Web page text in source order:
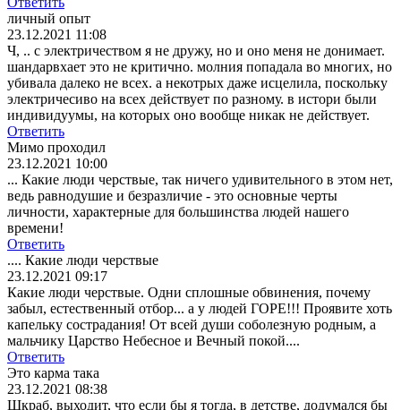
личный опыт
23.12.2021 11:08
Ч, .. с электричеством я не дружу, но и оно меня не донимает.
шандарвхает это не критично. молния попадала во многих, но
убивала далеко не всех. а некотрых даже исцелила, поскольку
электричесиво на всех действует по разному. в истори были
индивидуумы, на которых оно вообще никак не действует.
Ответить
Мимо проходил
23.12.2021 10:00
... Какие люди черствые, так ничего удивительного в этом нет,
ведь равнодушие и безразличие - это основные черты
личности, характерные для большинства людей нашего
времени!
Ответить
.... Какие люди черствые
23.12.2021 09:17
Какие люди черствые. Одни сплошные обвинения, почему
забыл, естественный отбор... а у людей ГОРЕ!!! Проявите хоть
капельку сострадания! От всей души соболезную родным, а
мальчику Царство Небесное и Вечный покой....
Ответить
Это карма така
23.12.2021 08:38
Шкраб, выходит, что если бы я тогда, в детстве, додумался бы